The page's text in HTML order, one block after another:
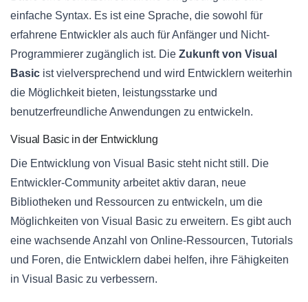
einfache Syntax. Es ist eine Sprache, die sowohl für
erfahrene Entwickler als auch für Anfänger und Nicht-
Programmierer zugänglich ist. Die Zukunft von Visual
Basic ist vielversprechend und wird Entwicklern weiterhin
die Möglichkeit bieten, leistungsstarke und
benutzerfreundliche Anwendungen zu entwickeln.
Visual Basic in der Entwicklung
Die Entwicklung von Visual Basic steht nicht still. Die
Entwickler-Community arbeitet aktiv daran, neue
Bibliotheken und Ressourcen zu entwickeln, um die
Möglichkeiten von Visual Basic zu erweitern. Es gibt auch
eine wachsende Anzahl von Online-Ressourcen, Tutorials
und Foren, die Entwicklern dabei helfen, ihre Fähigkeiten
in Visual Basic zu verbessern.